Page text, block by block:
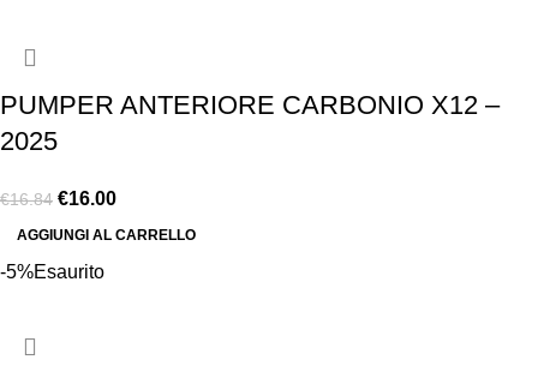
PUMPER ANTERIORE CARBONIO X12 –
2025
€16.84 €16.00
AGGIUNGI AL CARRELLO
-5%Esaurito